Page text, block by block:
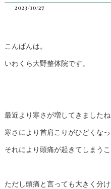
2023/10/27
こんばんは。
いわくら大野整体院です。
最近より寒さが増してきましたね
寒さにより首肩こりがひどくなっ
それにより頭痛が起きてしまう
ただし頭痛と言っても大きく分